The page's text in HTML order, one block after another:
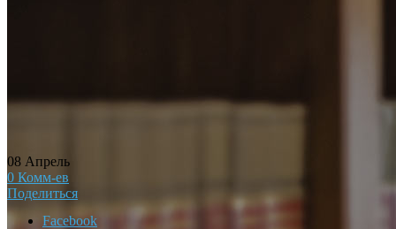
08 Апрель
0 Комм-ев
Поделиться
Facebook